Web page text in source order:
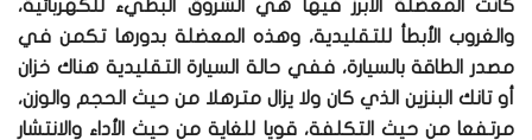
كانت المعضلة الأبرز فيها هي الشروق البطيء للكهربائية،
والغروب الأبطأ للتقليدية، وهذه المعضلة بدورها تكمن في
مصدر الطاقة بالسيارة، ففي حالة السيارة التقليدية هناك خزان
أو تانك البنزين الذي كان ولا يزال مترهلا من حيث الحجم والوزن،
مرتفعا من حيث التكلفة، قويا للغاية من حيث الأداء والانتشار